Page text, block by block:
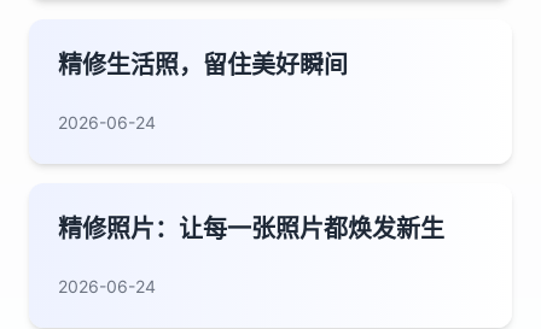
精修生活照，留住美好瞬间
2026-06-24
精修照片：让每一张照片都焕发新生
2026-06-24